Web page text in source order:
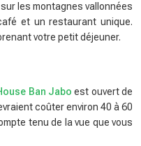
les montagnes vallonnées
et un restaurant unique.
votre petit déjeuner.
Ban Jabo est ouvert de
coûter environ 40 à 60
tenu de la vue que vous